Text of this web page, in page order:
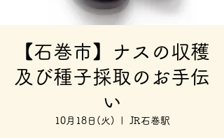
【石巻市】ナスの収穫
及び種子採取のお手伝
い
10月18日(火) JR石巻駅